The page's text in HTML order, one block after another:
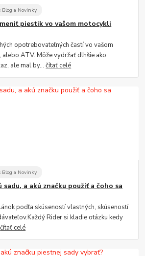
Blog a Novinky
piestik vo vašom motocykli
opotrebovateľných častí vo vašom
ATV. Môže vydržať dlhšie ako
ale mal by...čítať celé
Blog a Novinky
sadu, a akú značku použiť a čoho sa
podľa skúseností vlastných, skúseností
Rider si kladie otázku kedy
čítať celé